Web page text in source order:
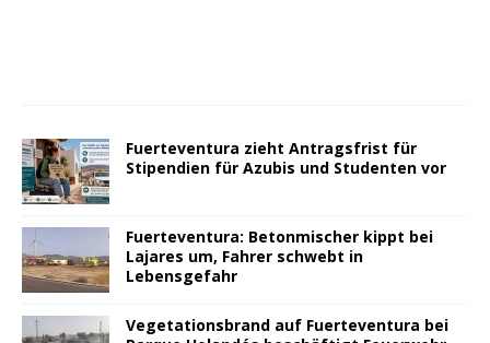
Fuerteventura zieht Antragsfrist für
Stipendien für Azubis und Studenten vor
Fuerteventura: Betonmischer kippt bei
Lajares um, Fahrer schwebt in
Lebensgefahr
Vegetationsbrand auf Fuerteventura bei